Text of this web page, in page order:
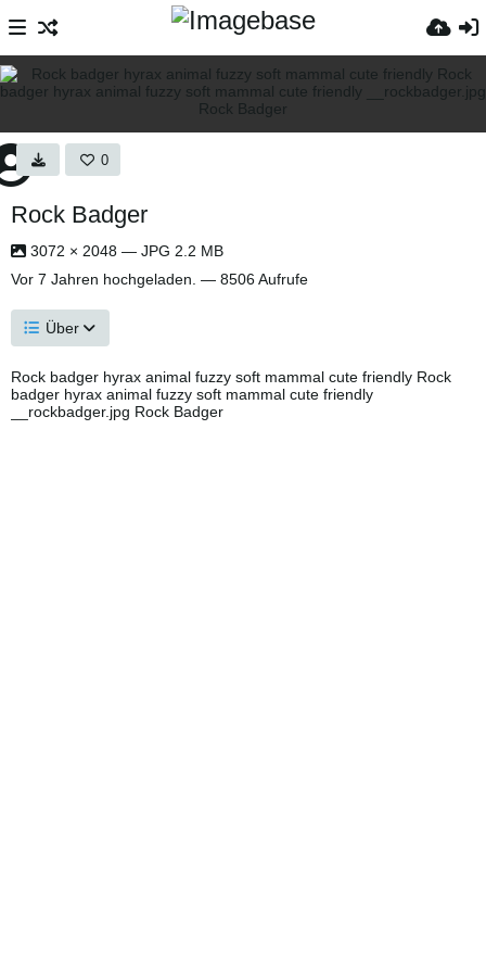
0
Rock Badger
3072 × 2048 — JPG 2.2 MB
Vor 7 Jahren hochgeladen. — 8506 Aufrufe
Über
Rock badger hyrax animal fuzzy soft mammal cute friendly Rock
badger hyrax animal fuzzy soft mammal cute friendly
__rockbadger.jpg Rock Badger